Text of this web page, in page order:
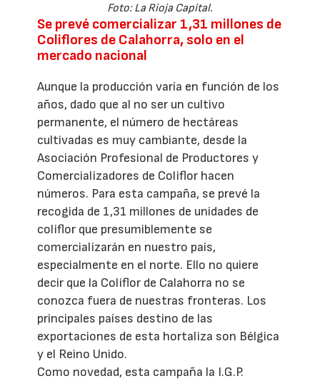
Foto: La Rioja Capital.
Se prevé comercializar 1,31 millones de
Coliflores de Calahorra, solo en el
mercado nacional
Aunque la producción varía en función de los
años, dado que al no ser un cultivo
permanente, el número de hectáreas
cultivadas es muy cambiante, desde la
Asociación Profesional de Productores y
Comercializadores de Coliflor hacen
números. Para esta campaña, se prevé la
recogida de 1,31 millones de unidades de
coliflor que presumiblemente se
comercializarán en nuestro país,
especialmente en el norte. Ello no quiere
decir que la Coliflor de Calahorra no se
conozca fuera de nuestras fronteras. Los
principales países destino de las
exportaciones de esta hortaliza son Bélgica
y el Reino Unido.
Como novedad, esta campaña la I.G.P.